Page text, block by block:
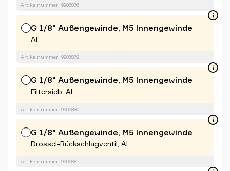
Artikelnummer: 9906876
G 1/8" Außengewinde, M5 Innengewinde
Al
Artikelnummer: 9906879
G 1/8" Außengewinde, M5 Innengewinde
Filtersieb, Al
Artikelnummer: 9906880
G 1/8" Außengewinde, M5 Innengewinde
Drossel-Rückschlagventil, Al
Artikelnummer: 9906881